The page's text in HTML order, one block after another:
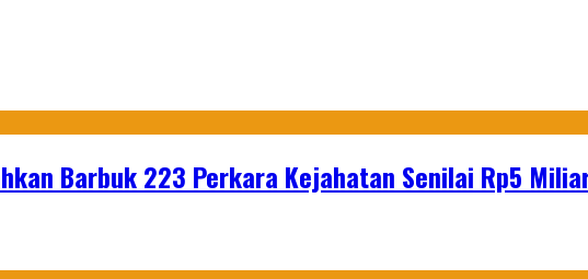
Barbuk 223 Perkara Kejahatan Senilai Rp5